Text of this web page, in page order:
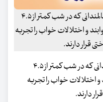
مطالعات جدید نشان می‌دهد سالمندانی که در شب کمتر از ۴.۵
می خوابند و اختلالات خواب را تجربه
قرار دارند.
مطالعات جدید نشان می‌دهد سالمندانی که در شب کمتر از ۴.۵
خوابند و اختلالات خواب را تجربه
دارند.